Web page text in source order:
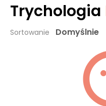
Trychologia
Sortowanie Domyślnie